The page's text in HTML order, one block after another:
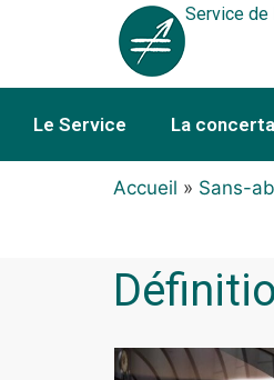
Service de
Le Service La
Accueil » Sans-